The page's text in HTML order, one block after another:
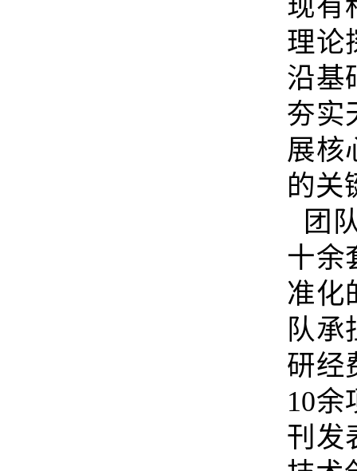
理论
沿基
夯实
展核
的关
团
十余
准化
队承
研经
10
刊发